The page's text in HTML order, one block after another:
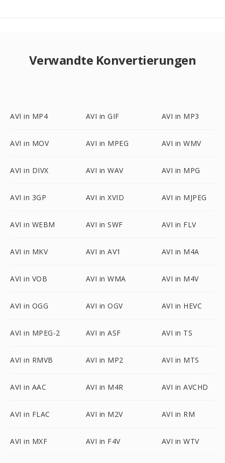
Verwandte Konvertierungen
AVI in MP4 AVI in GIF AVI in MP3
AVI in MOV AVI in MPEG AVI in WMV
AVI in DIVX AVI in WAV AVI in MPG
AVI in 3GP AVI in XVID AVI in MJPEG
AVI in WEBM AVI in SWF AVI in FLV
AVI in MKV AVI in AV1 AVI in M4A
AVI in VOB AVI in WMA AVI in M4V
AVI in OGG AVI in OGV AVI in HEVC
AVI in MPEG-2 AVI in ASF AVI in TS
AVI in RMVB AVI in MP2 AVI in MTS
AVI in AAC AVI in M4R AVI in AVCHD
AVI in FLAC AVI in M2V AVI in RM
AVI in MXF AVI in F4V AVI in WTV